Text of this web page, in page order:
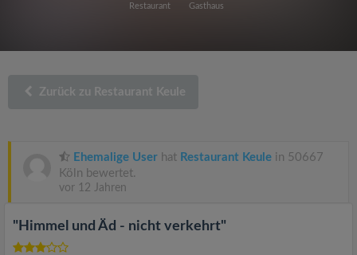
Restaurant Gasthaus
Zurück zu Restaurant Keule
Ehemalige User hat Restaurant Keule in 50667
Köln bewertet.
vor 12 Jahren
"Himmel und Äd - nicht verkehrt"
a